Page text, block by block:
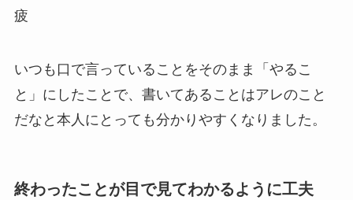
疲
いつも口で言っていることをそのまま「やるこ
と」にしたことで、書いてあることはアレのこと
だなと本人にとっても分かりやすくなりました。
終わったことが目で見てわかるように工夫